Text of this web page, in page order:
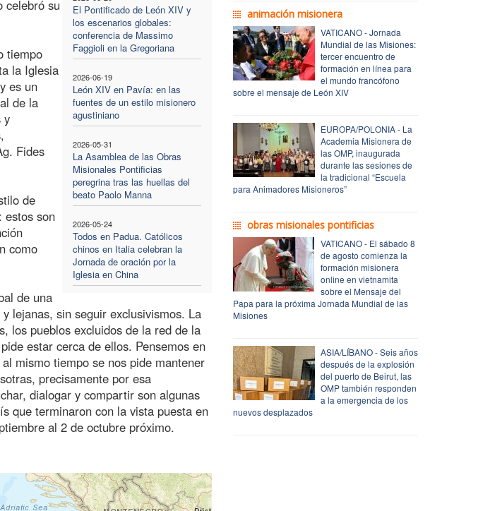
El Pontificado de León XIV y
los escenarios globales:
conferencia de Massimo
Faggioli en la Gregoriana
2026-06-19
León XIV en Pavía: en las
fuentes de un estilo misionero
agustiniano
2026-05-31
La Asamblea de las Obras
Misionales Pontificias
peregrina tras las huellas del
beato Paolo Manna
2026-05-24
Todos en Padua. Católicos
chinos en Italia celebran la
Jornada de oración por la
Iglesia en China
celebró su
tiempo
la Iglesia
es un
de la
y
Fides
de
estos son
como
de una
lejanas, sin seguir exclusivismos. La
los pueblos excluidos de la red de la
estar cerca de ellos. Pensemos en
mismo tiempo se nos pide mantener
precisamente por esa
dialogar y compartir son algunas
que terminaron con la vista puesta en
al 2 de octubre próximo.
animación misionera
VATICANO - Jornada
Mundial de las Misiones:
tercer encuentro de
formación en línea para
el mundo francófono
sobre el mensaje de León XIV
EUROPA/POLONIA - La
Academia Misionera de
las OMP, inaugurada
durante las sesiones de
la tradicional “Escuela
para Animadores Misioneros”
obras misionales pontificias
VATICANO - El sábado 8
de agosto comienza la
formación misionera
online en vietnamita
sobre el Mensaje del
Papa para la próxima Jornada Mundial de las
Misiones
ASIA/LÍBANO - Seis años
después de la explosión
del puerto de Beirut, las
OMP también responden
a la emergencia de los
nuevos desplazados